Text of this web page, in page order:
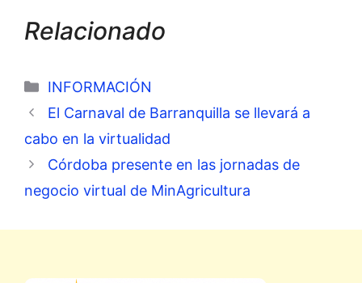
Relacionado
Categorías
INFORMACIÓN
El Carnaval de Barranquilla se llevará a
cabo en la virtualidad
Córdoba presente en las jornadas de
negocio virtual de MinAgricultura